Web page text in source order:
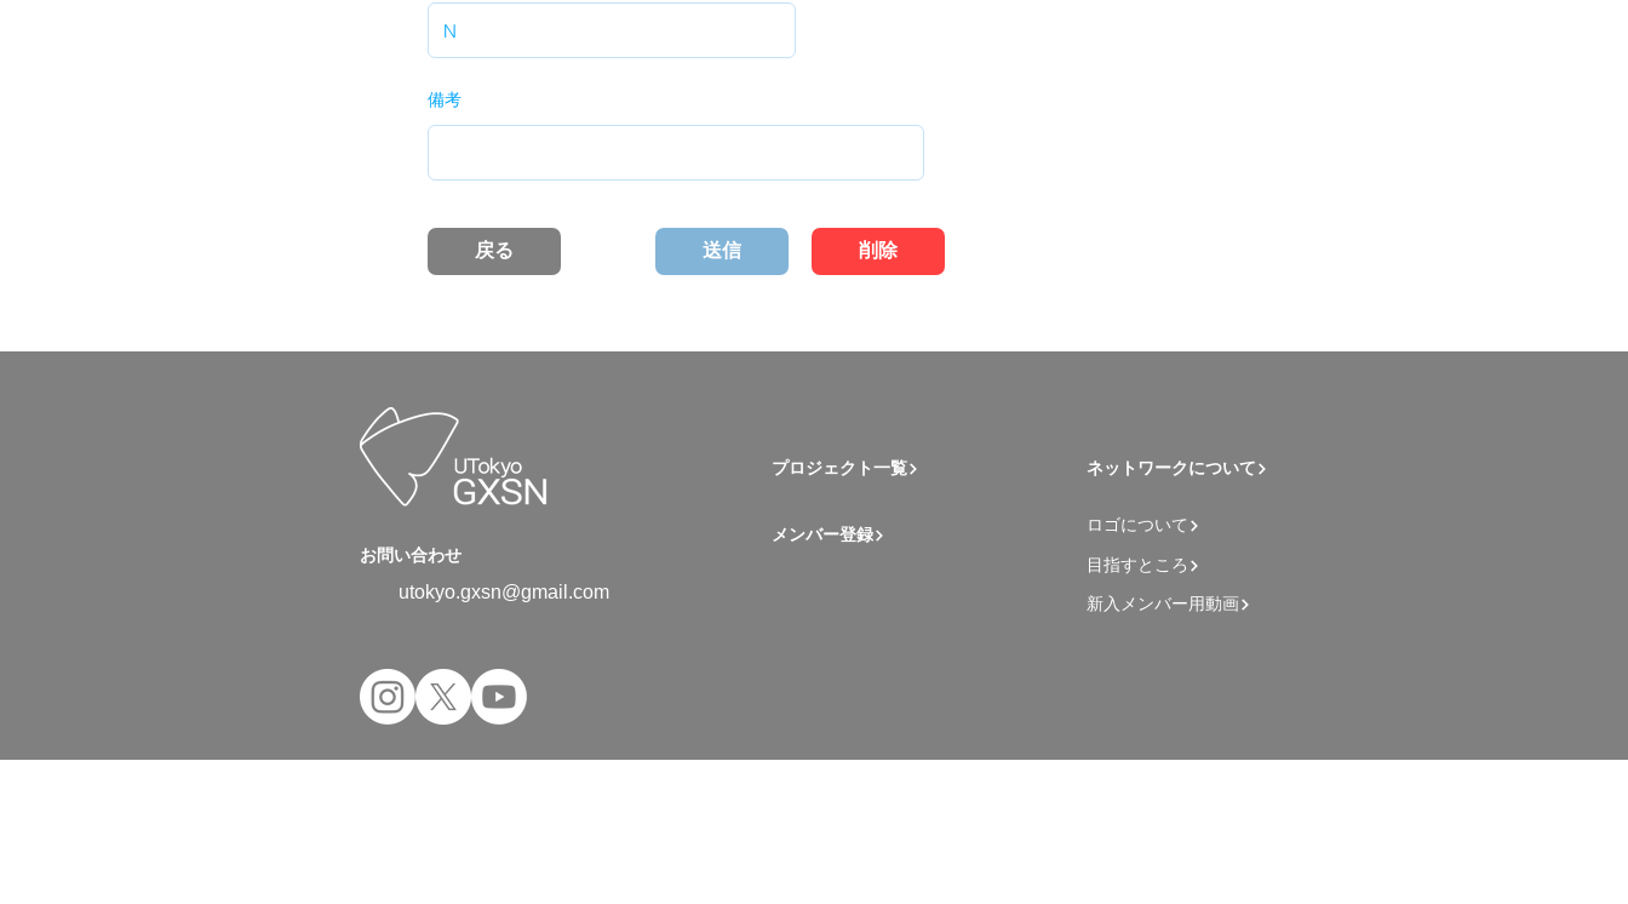
備考
戻る 送信 削除
お問い合わせ
utokyo.gxsn@gmail.com
プロジェクト一覧
メンバー登録
ネットワークについて
ロゴについて
目指すところ
新入メンバー用動画